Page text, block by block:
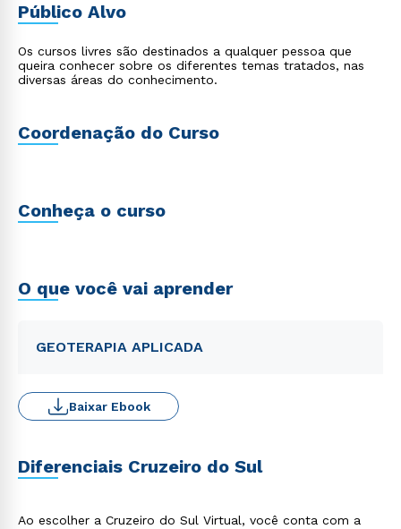
Público Alvo
Os cursos livres são destinados a qualquer pessoa que
queira conhecer sobre os diferentes temas tratados, nas
diversas áreas do conhecimento.
Coordenação do Curso
Conheça o curso
O que você vai aprender
GEOTERAPIA APLICADA
Baixar Ebook
Diferenciais Cruzeiro do Sul
Ao escolher a Cruzeiro do Sul Virtual, você conta com a